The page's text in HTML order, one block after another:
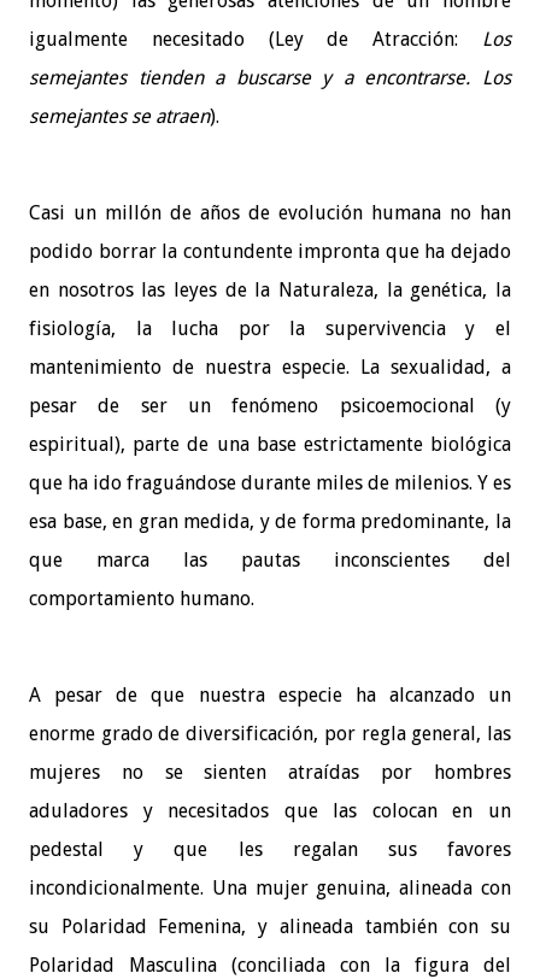
igualmente necesitado (Ley de Atracción: Los
semejantes tienden a buscarse y a encontrarse. Los
semejantes se atraen).
Casi un millón de años de evolución humana no han
podido borrar la contundente impronta que ha dejado
en nosotros las leyes de la Naturaleza, la genética, la
fisiología, la lucha por la supervivencia y el
mantenimiento de nuestra especie. La sexualidad, a
pesar de ser un fenómeno psicoemocional (y
espiritual), parte de una base estrictamente biológica
que ha ido fraguándose durante miles de milenios. Y es
esa base, en gran medida, y de forma predominante, la
que marca las pautas inconscientes del
comportamiento humano.
A pesar de que nuestra especie ha alcanzado un
enorme grado de diversificación, por regla general, las
mujeres no se sienten atraídas por hombres
aduladores y necesitados que las colocan en un
pedestal y que les regalan sus favores
incondicionalmente. Una mujer genuina, alineada con
su Polaridad Femenina, y alineada también con su
Polaridad Masculina (conciliada con la figura del